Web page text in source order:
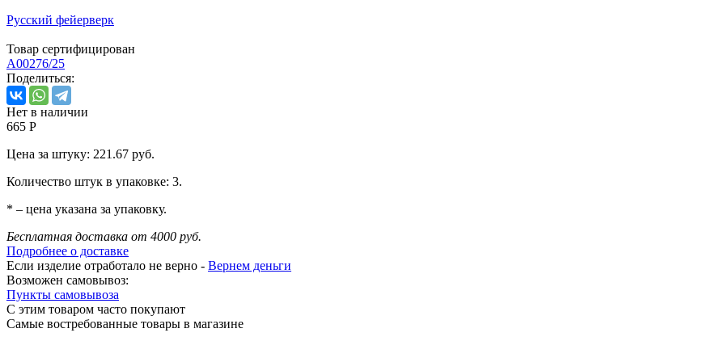
Русский фейерверк
Товар сертифицирован
A00276/25
Поделиться:
Нет в наличии
665 Р
Цена за штуку: 221.67 руб.
Количество штук в упаковке: 3.
* – цена указана за упаковку.
Бесплатная доставка от 4000 руб.
Подробнее о доставке
Если изделие отработало не верно - Вернем деньги
Возможен самовывоз:
Пункты самовывоза
С этим товаром часто покупают
Самые востребованные товары в магазине